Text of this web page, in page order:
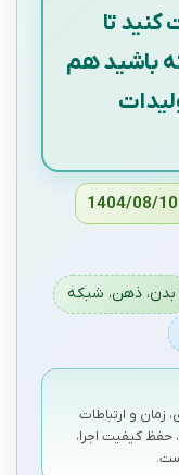
کنید تا
باشید هم
بدن، ذهن، شبکه
زمان و ارتباطات
کیفیت اجرا،